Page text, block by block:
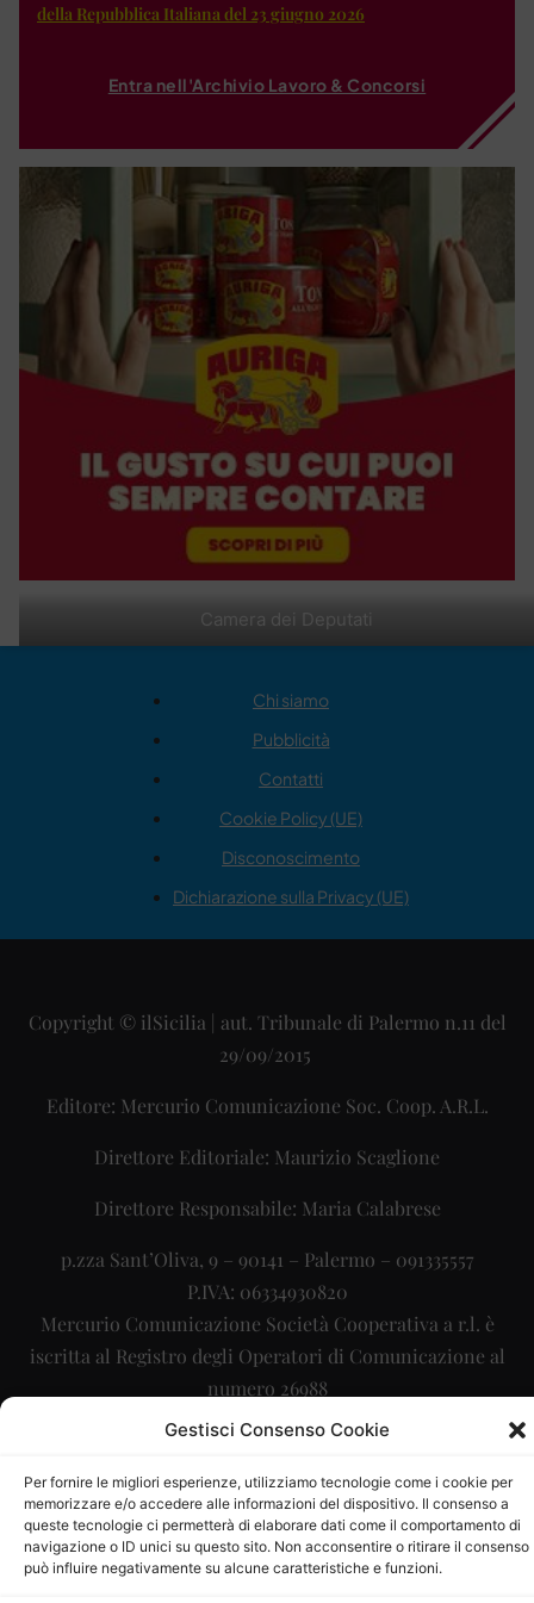
Gestisci Consenso Cookie
Per fornire le migliori esperienze, utilizziamo tecnologie come i cookie per
memorizzare e/o accedere alle informazioni del dispositivo. Il consenso a
queste tecnologie ci permetterà di elaborare dati come il comportamento di
navigazione o ID unici su questo sito. Non acconsentire o ritirare il consenso
può influire negativamente su alcune caratteristiche e funzioni.
Camera dei Deputati
della Repubblica Italiana del 23 giugno 2026
Entra nell'Archivio Lavoro & Concorsi
Chi siamo
Pubblicità
Contatti
Cookie Policy (UE)
Disconoscimento
Dichiarazione sulla Privacy (UE)
Copyright © ilSicilia | aut. Tribunale di Palermo n.11 del
29/09/2015
Editore: Mercurio Comunicazione Soc. Coop. A.R.L.
Direttore Editoriale: Maurizio Scaglione
Direttore Responsabile: Maria Calabrese
p.zza Sant’Oliva, 9 – 90141 – Palermo – 091335557
P.IVA: 06334930820
Mercurio Comunicazione Società Cooperativa a r.l. è
iscritta al Registro degli Operatori di Comunicazione al
numero 26988
Sito gestito daLa Digitale srl– info@ladigitale.it